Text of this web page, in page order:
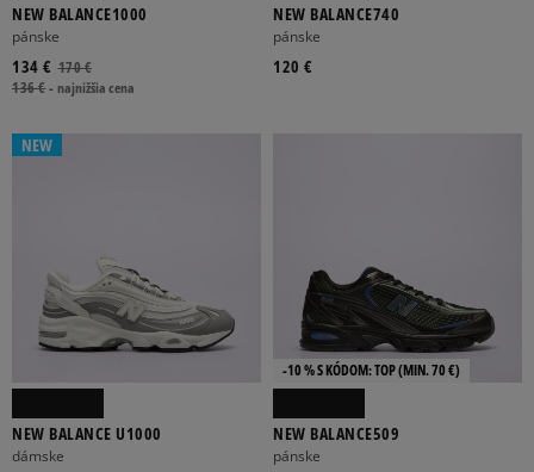
NEW BALANCE1000
pánske
170 €
134 €
136 €-najnižšia cena
NEW BALANCE740
pánske
120 €
NEW
NEW BALANCE U1000
dámske
-10 % S KÓDOM: TOP (MIN. 70 €)
NEW BALANCE509
pánske